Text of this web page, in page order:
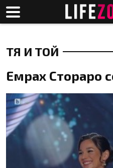
ТЯ И ТОЙ
Емрах Стораро